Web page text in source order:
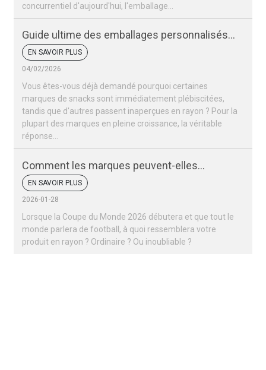
concurrentiel d'aujourd'hui, l'emballage…
Guide ultime des emballages personnalisés
pour snacks
EN SAVOIR PLUS
04/02/2026
Vous êtes-vous déjà demandé pourquoi certaines
marques de snacks sont immédiatement plébiscitées,
tandis que d'autres passent inaperçues en rayon ? Pour la
plupart des marques en pleine croissance, la véritable
réponse…
Comment les marques peuvent-elles
remporter un succès retentissant lors de la
Coupe du monde 2026 ?
EN SAVOIR PLUS
2026-01-28
Lorsque la Coupe du Monde 2026 débutera et que tout le
monde parlera de football, à quoi ressemblera votre
produit en rayon ? Ordinaire ? Ou inoubliable ?